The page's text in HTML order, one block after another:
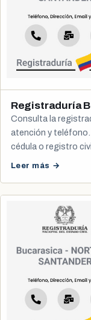
Registraduría
Consulta la
atención y
cédula o registro civil.
Leer más →